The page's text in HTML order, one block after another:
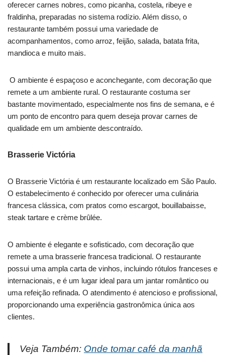
oferecer carnes nobres, como picanha, costela, ribeye e
fraldinha, preparadas no sistema rodízio. Além disso, o
restaurante também possui uma variedade de
acompanhamentos, como arroz, feijão, salada, batata frita,
mandioca e muito mais.
O ambiente é espaçoso e aconchegante, com decoração que
remete a um ambiente rural. O restaurante costuma ser
bastante movimentado, especialmente nos fins de semana, e é
um ponto de encontro para quem deseja provar carnes de
qualidade em um ambiente descontraído.
Brasserie Victória
O Brasserie Victória é um restaurante localizado em São Paulo.
O estabelecimento é conhecido por oferecer uma culinária
francesa clássica, com pratos como escargot, bouillabaisse,
steak tartare e crème brûlée.
O ambiente é elegante e sofisticado, com decoração que
remete a uma brasserie francesa tradicional. O restaurante
possui uma ampla carta de vinhos, incluindo rótulos franceses e
internacionais, e é um lugar ideal para um jantar romântico ou
uma refeição refinada. O atendimento é atencioso e profissional,
proporcionando uma experiência gastronômica única aos
clientes.
Veja Também: Onde tomar café da manhã